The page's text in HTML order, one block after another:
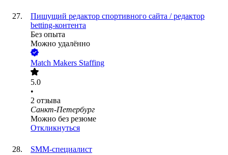
Пишущий редактор спортивного сайта / редактор
betting-контента
Без опыта
Можно удалённо
Match Makers Staffing
5.0
•
2 отзыва
Санкт-Петербург
Можно без резюме
Откликнуться
SMM-специалист